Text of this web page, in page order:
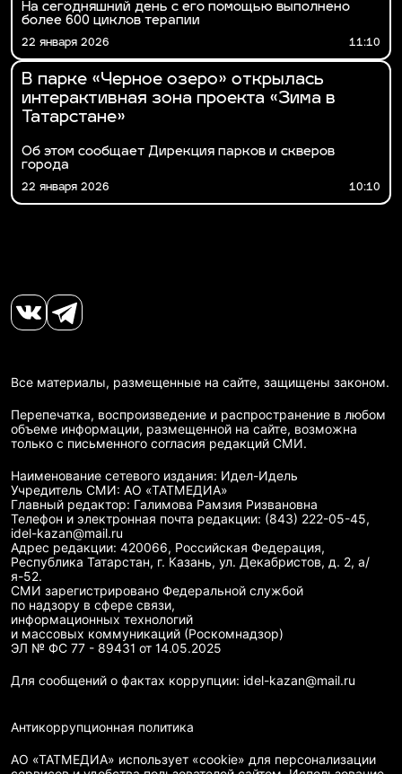
На сегодняшний день с его помощью выполнено
более 600 циклов терапии
22 января 2026 11:10
В парке «Черное озеро» открылась
интерактивная зона проекта «Зима в
Татарстане»
Об этом сообщает Дирекция парков и скверов
города
22 января 2026 10:10
Все материалы, размещенные на сайте, защищены законом.
Перепечатка, воспроизведение и распространение в любом
объеме информации, размещенной на сайте, возможна
только с письменного согласия редакций СМИ.
Наименование сетевого издания: Идел-Идель
Учредитель СМИ: АО «ТАТМЕДИА»
Главный редактор: Галимова Рамзия Ризвановна
Телефон и электронная почта редакции: (843) 222-05-45,
idel-kazan@mail.ru
Адрес редакции: 420066, Российская Федерация,
Республика Татарстан, г. Казань, ул. Декабристов, д. 2, а/
я-52.
СМИ зарегистрировано Федеральной службой
по надзору в сфере связи,
информационных технологий
и массовых коммуникаций (Роскомнадзор)
ЭЛ № ФС 77 - 89431 от 14.05.2025
Для сообщений о фактах коррупции: idel-kazan@mail.ru
Антикоррупционная политика
АО «ТАТМЕДИА» использует «cookie» для персонализации